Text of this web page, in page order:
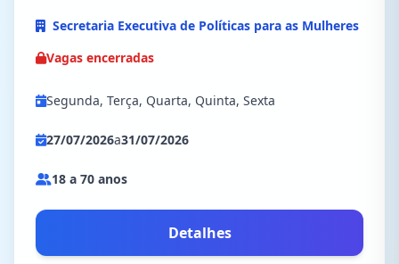
Secretaria Executiva de Políticas para as Mulheres
Vagas encerradas
Segunda, Terça, Quarta, Quinta, Sexta
27/07/2026a31/07/2026
18 a 70 anos
Detalhes